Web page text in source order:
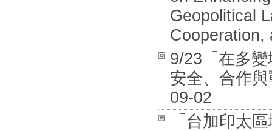
Geopolitical
Cooperation,
9/23「在多
安全、合作
09-02
「台加印太